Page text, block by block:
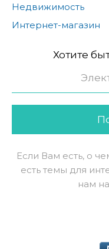
Недвижимость
Интернет-магазин
Хотите
Если Вам есть, о
есть темы для
нам